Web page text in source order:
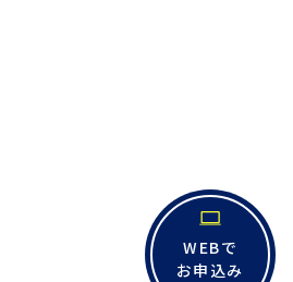
WEBで
お申込み